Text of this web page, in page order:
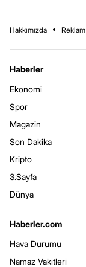
Hakkımızda Reklam
Haberler
Ekonomi
Spor
Magazin
Son Dakika
Kripto
3.Sayfa
Dünya
Haberler.com
Hava Durumu
Namaz Vakitleri